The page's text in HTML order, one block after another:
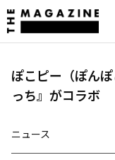
ぽこピー（ぽん
っち』がコラボ
ニュース